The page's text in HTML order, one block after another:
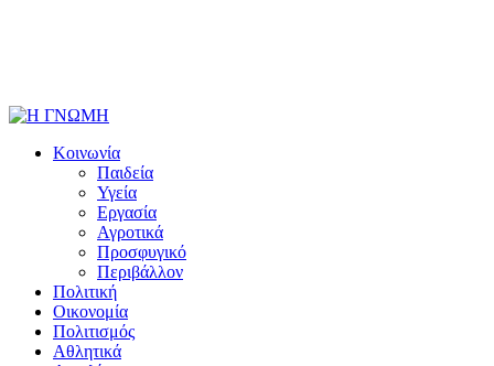
Κοινωνία
Παιδεία
Υγεία
Εργασία
Αγροτικά
Προσφυγικό
Περιβάλλον
Πολιτική
Οικονομία
Πολιτισμός
Αθλητικά